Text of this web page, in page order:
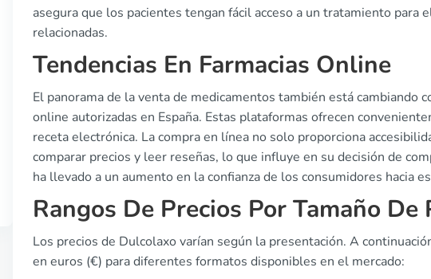
asegura que los pacientes tengan fácil acceso a un tratamiento para
relacionadas.
Tendencias En Farmacias Online
El panorama de la venta de medicamentos también está cambiando
online autorizadas en España. Estas plataformas ofrecen
receta electrónica. La compra en línea no solo proporciona
comparar precios y leer reseñas, lo que influye en su decisión de
ha llevado a un aumento en la confianza de los consumidores hacia
Rangos De Precios Por Tamaño De
Los precios de Dulcolaxo varían según la presentación. A
en euros (€) para diferentes formatos disponibles en el mercado: